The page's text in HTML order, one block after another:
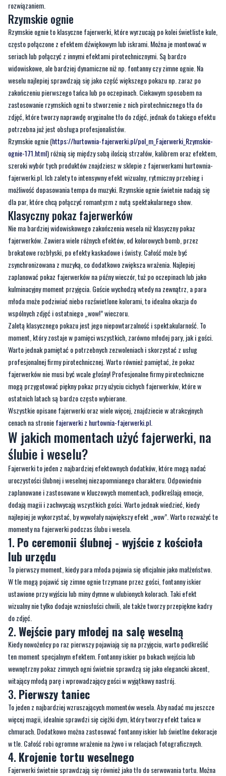
rozwiązaniem.
Rzymskie ognie
Rzymskie ognie to klasyczne fajerwerki, które wyrzucają po kolei świetliste kule,
często połączone z efektem dźwiękowym lub iskrami. Można je montować w
seriach lub połączyć z innymi efektami pirotechnicznymi. Są bardzo
widowiskowe, ale bardziej dynamiczne niż np. fontanny czy zimne ognie. Na
weselu najlepiej sprawdzają się jako część większego pokazu np. zaraz po
zakończeniu pierwszego tańca lub po oczepinach. Ciekawym sposobem na
zastosowanie rzymskich ogni to stworzenie z nich pirotechnicznego tła do
zdjęć, które tworzy naprawdę oryginalne tło do zdjęć, jednak do takiego efektu
potrzebna już jest obsługa profesjonalistów.
Rzymskie ognie (https://hurtownia-fajerwerki.pl/pol_m_Fajerwerki_Rzymskie-
ognie-171.html) różnią się między sobą ilością strzałów, kalibrem oraz efektem,
szeroki wybór tych produktów znajdziesz w sklepie z fajerwerkami hurtownia-
fajerwerki.pl. Ich zalety to intensywny efekt wizualny, rytmiczny przebieg i
możliwość dopasowania tempa do muzyki. Rzymskie ognie świetnie nadają się
dla par, które chcą połączyć romantyzm z nutą spektakularnego show.
Klasyczny pokaz fajerwerków
Nie ma bardziej widowiskowego zakończenia wesela niż klasyczny pokaz
fajerwerków. Zawiera wiele różnych efektów, od kolorowych bomb, przez
brokatowe rozbłyski, po efekty kaskadowe i świsty. Całość może być
zsynchronizowana z muzyką, co dodatkowo zwiększa wrażenia. Najlepiej
zaplanować pokaz fajerwerków na późny wieczór, tuż po oczepinach lub jako
kulminacyjny moment przyjęcia. Goście wychodzą wtedy na zewnątrz, a para
młoda może podziwiać niebo rozświetlone kolorami, to idealna okazja do
wspólnych zdjęć i ostatniego „wow!” wieczoru.
Zaletą klasycznego pokazu jest jego niepowtarzalność i spektakularność. To
moment, który zostaje w pamięci wszystkich, zarówno młodej pary, jak i gości.
Warto jednak pamiętać o potrzebnych zezwoleniach i skorzystać z usług
profesjonalnej firmy pirotechnicznej. Warto również pamiętać, że pokaz
fajerwerków nie musi być wcale głośny! Profesjonalne firmy pirotechniczne
mogą przygotować piękny pokaz przy użyciu cichych fajerwerków, które w
ostatnich latach są bardzo często wybierane.
Wszystkie opisane fajerwerki oraz wiele więcej, znajdziecie w atrakcyjnych
cenach na stroniefajerwerki z hurtownia-fajerwerki.pl.
W jakich momentach użyć fajerwerki, na
ślubie i weselu?
Fajerwerki to jeden z najbardziej efektownych dodatków, które mogą nadać
uroczystości ślubnej i weselnej niezapomnianego charakteru. Odpowiednio
zaplanowane i zastosowane w kluczowych momentach, podkreślają emocje,
dodają magii i zachwycają wszystkich gości. Warto jednak wiedzieć, kiedy
najlepiej je wykorzystać, by wywołały największy efekt „wow”. Warto rozważyć te
momenty na fajerwerki podczas ślubu i wesela.
1. Po ceremonii ślubnej - wyjście z kościoła
lub urzędu
To pierwszy moment, kiedy para młoda pojawia się oficjalnie jako małżeństwo.
W tle mogą pojawić się zimne ognie trzymane przez gości, fontanny iskier
ustawione przy wyjściu lub miny dymne w ulubionych kolorach. Taki efekt
wizualny nie tylko dodaje wzniosłości chwili, ale także tworzy przepiękne kadry
do zdjęć.
2.Wejście pary młodej na salę weselną
Kiedy nowożeńcy po raz pierwszy pojawiają się na przyjęciu, warto podkreślić
ten moment specjalnym efektem. Fontanny iskier po bokach wejścia lub
wewnętrzny pokaz zimnych ogni świetnie sprawdzą się jako elegancki akcent,
witający młodą parę i wprowadzający gości w wyjątkowy nastrój.
3. Pierwszy taniec
To jeden z najbardziej wzruszających momentów wesela. Aby nadać mu jeszcze
więcej magii, idealnie sprawdzi się ciężki dym, który tworzy efekt tańca w
chmurach. Dodatkowo można zastosować fontanny iskier lub świetlne dekoracje
w tle. Całość robi ogromne wrażenie na żywo i w relacjach fotograficznych.
4. Krojenie tortu weselnego
Fajerwerki świetnie sprawdzają się również jako tło do serwowania tortu. Można